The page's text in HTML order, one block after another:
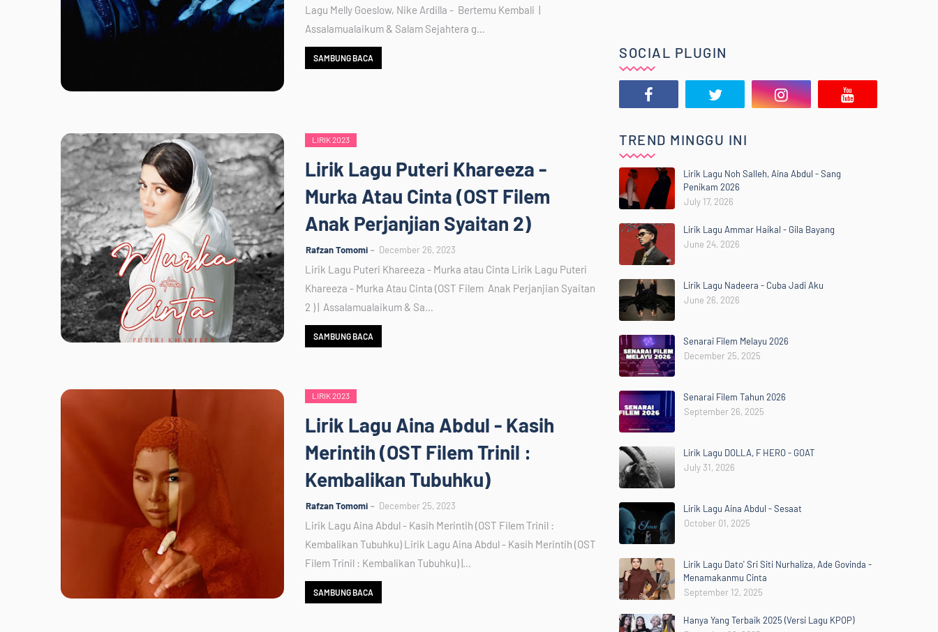
Lagu Melly Goeslow, Nike Ardilla - Bertemu Kembali |
Assalamualaikum & Salam Sejahtera g…
SAMBUNG BACA
LIRIK 2023
Lirik Lagu Puteri Khareeza -
Murka Atau Cinta (OST Filem
Anak Perjanjian Syaitan 2)
Rafzan Tomomi December 26, 2023
Lirik Lagu Puteri Khareeza - Murka atau Cinta Lirik Lagu Puteri
Khareeza - Murka Atau Cinta (OST Filem Anak Perjanjian Syaitan
2 ) | Assalamualaikum & Sa…
SAMBUNG BACA
LIRIK 2023
Lirik Lagu Aina Abdul - Kasih
Merintih (OST Filem Trinil :
Kembalikan Tubuhku)
Rafzan Tomomi December 25, 2023
Lirik Lagu Aina Abdul - Kasih Merintih (OST Filem Trinil :
Kembalikan Tubuhku) Lirik Lagu Aina Abdul - Kasih Merintih (OST
Filem Trinil : Kembalikan Tubuhku) |…
SAMBUNG BACA
SOCIAL PLUGIN
TREND MINGGU INI
Lirik Lagu Noh Salleh, Aina Abdul - Sang
Penikam 2026
July 17, 2026
Lirik Lagu Ammar Haikal - Gila Bayang
June 24, 2026
Lirik Lagu Nadeera - Cuba Jadi Aku
June 26, 2026
Senarai Filem Melayu 2026
December 25, 2025
Senarai Filem Tahun 2026
September 26, 2025
Lirik Lagu DOLLA, F HERO - GOAT
July 31, 2026
Lirik Lagu Aina Abdul - Sesaat
October 01, 2025
Lirik Lagu Dato' Sri Siti Nurhaliza, Ade Govinda -
Menamakanmu Cinta
September 12, 2025
Hanya Yang Terbaik 2025 (Versi Lagu KPOP)